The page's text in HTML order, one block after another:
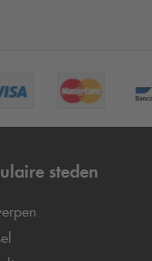
steden